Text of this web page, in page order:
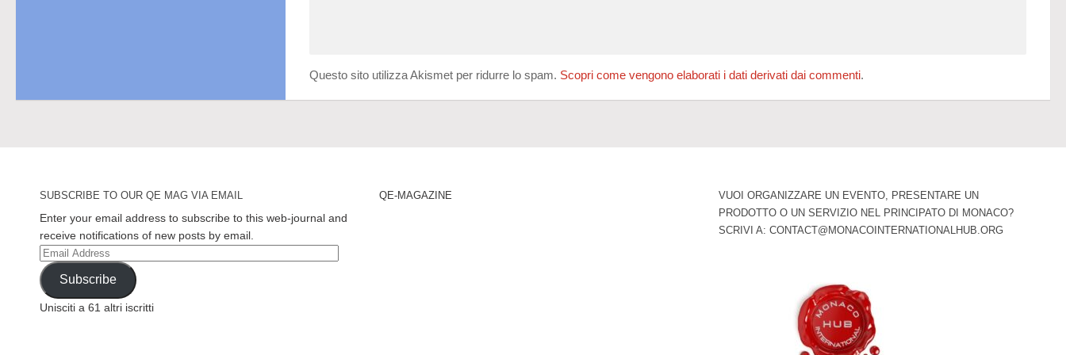
Questo sito utilizza Akismet per ridurre lo spam. Scopri come vengono elaborati i dati derivati dai commenti.
SUBSCRIBE TO OUR QE MAG VIA EMAIL
Enter your email address to subscribe to this web-journal and
receive notifications of new posts by email.
Email
Address
Subscribe
Unisciti a 61 altri iscritti
QE-MAGAZINE
VUOI ORGANIZZARE UN EVENTO, PRESENTARE UN
PRODOTTO O UN SERVIZIO NEL PRINCIPATO DI MONACO?
SCRIVI A: CONTACT@MONACOINTERNATIONALHUB.ORG